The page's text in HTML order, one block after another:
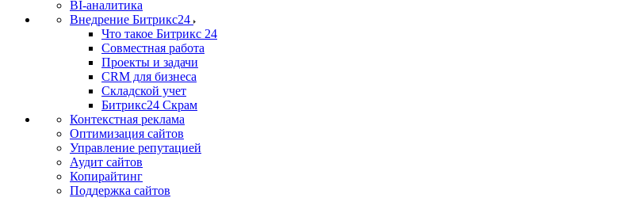
BI-аналитика
Внедрение Битрикс24
Что такое Битрикс 24
Совместная работа
Проекты и задачи
СRМ для бизнеса
Складской учет
Битрикс24 Скрам
Контекстная реклама
Оптимизация сайтов
Управление репутацией
Аудит сайтов
Копирайтинг
Поддержка сайтов